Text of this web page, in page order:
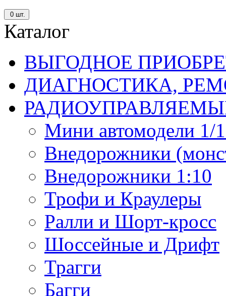
0 шт.
Каталог
ВЫГОДНОЕ
ДИАГНОСТИКА,
Мини автомодели 1/
Внедорожники
Внедорожники 1:10
Трофи и Краулеры
Ралли и Шорт-кросс
Шоссейные и Дрифт
Трагги
Багги